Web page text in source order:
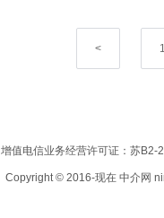
< 1
增值电信业务经营许可证：苏
Copyright © 2016-现在 中介网